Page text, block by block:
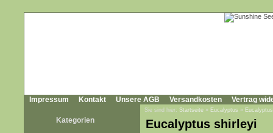
Impressum Kontakt Unsere AGB Versandkosten Vertrag
Kategorien
Sie sind hier: Startseite » Eucalyptus »
Eucalyptus shirleyi